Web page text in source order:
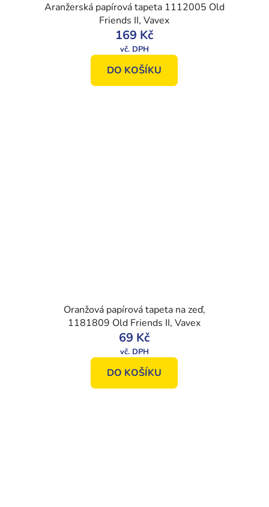
Aranžerská papírová tapeta 1112005 Old
Friends II, Vavex
169 Kč
DO KOŠÍKU
Oranžová papírová tapeta na zeď,
1181809 Old Friends II, Vavex
69 Kč
DO KOŠÍKU